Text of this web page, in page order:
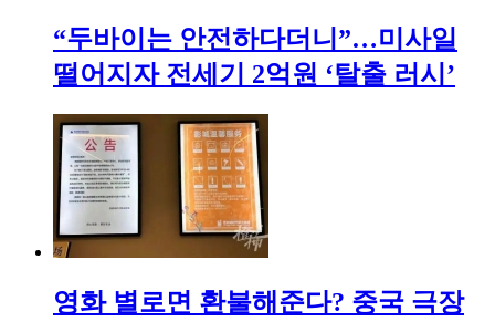
“두바이는 안전하다더니”…미사일
떨어지자 전세기 2억원 ‘탈출 러시’
영화 별로면 환불해준다? 중국 극장